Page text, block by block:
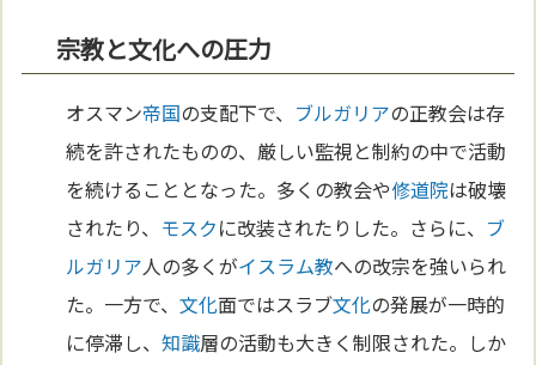
宗教と文化への圧力
オスマン帝国の支配下で、 ブルガリアの正教会は存
続を許されたものの、厳しい監視と制約の中で活動
を続けることとなった。多くの教会や修道院は破壊
されたり、 モスクに改装されたりした。さらに、 ブ
ルガリア人の多くがイスラム教への改宗を強いられ
た。一方で、文化面ではスラブ文化の発展が一時的
に停滞し、知識層の活動も大きく制限された。しか